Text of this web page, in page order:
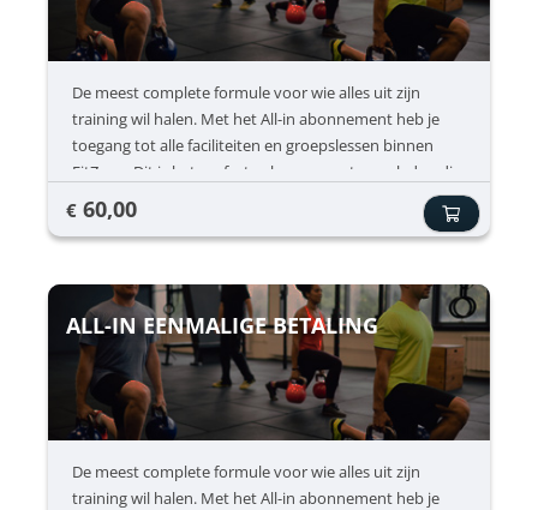
De meest complete formule voor wie alles uit zijn
training wil halen. Met het All-in abonnement heb je
toegang tot alle faciliteiten en groepslessen binnen
FitZone. Dit is het perfecte abonnement voor leden die
graag verschillende soorten trainingen combineren en
hun conditie, kracht en mobiliteit maximaal willen
HYROX. Inclusief ✔ Onbeperkt fitness ✔ Spinning ✔
HIIT ✔ Fitboxing ✔ Pilate
€ 60,00
ALL-IN EENMALIGE BETALING
De meest complete formule voor wie alles uit zijn
training wil halen. Met het All-in abonnement heb je